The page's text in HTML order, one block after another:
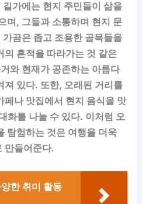
가에는 현지 주민들이 삶을
며, 그들과 소통하며 현지 문
끔은 좁고 조용한 골목들을
의 흔적을 따라가는 것 같은
와 현재가 공존하는 아름다
져 있다. 또한, 오래된 거리를
페나 맛집에서 현지 음식을 맛
화를 나눌 수 있다. 이처럼 오
탐험하는 것은 여행을 더욱
만들어준다.
한 취미 활동